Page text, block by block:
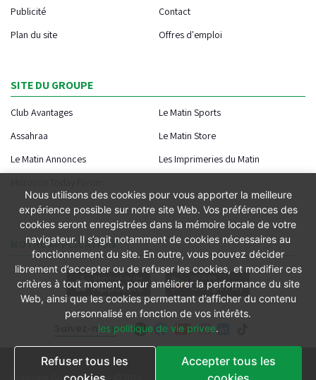
Suivez-nous
Publicité
Contact
Plan du site
Offres d'emploi
SITE DU GROUPE
Club Avantages
Le Matin Sports
Assahraa
Le Matin Store
Le Matin Annonces
Les Imprimeries du Matin
NOTRE APPLICATION
Conditions générales
Nous utilisons des cookies pour vous apporter la meilleure
expérience possible sur notre site Web. Vos préférences des
cookies seront enregistrées dans la mémoire locale de votre
navigateur. Il s’agit notamment de cookies nécessaires au
fonctionnement du site. En outre, vous pouvez décider
librement d’accepter ou de refuser les cookies, et modifier ces
critères à tout moment, pour améliorer la performance du site
Web, ainsi que les cookies permettant d’afficher du contenu
personnalisé en fonction de vos intérêts.
les politique de vie privee.
Refuser tous les
Accepter tous les